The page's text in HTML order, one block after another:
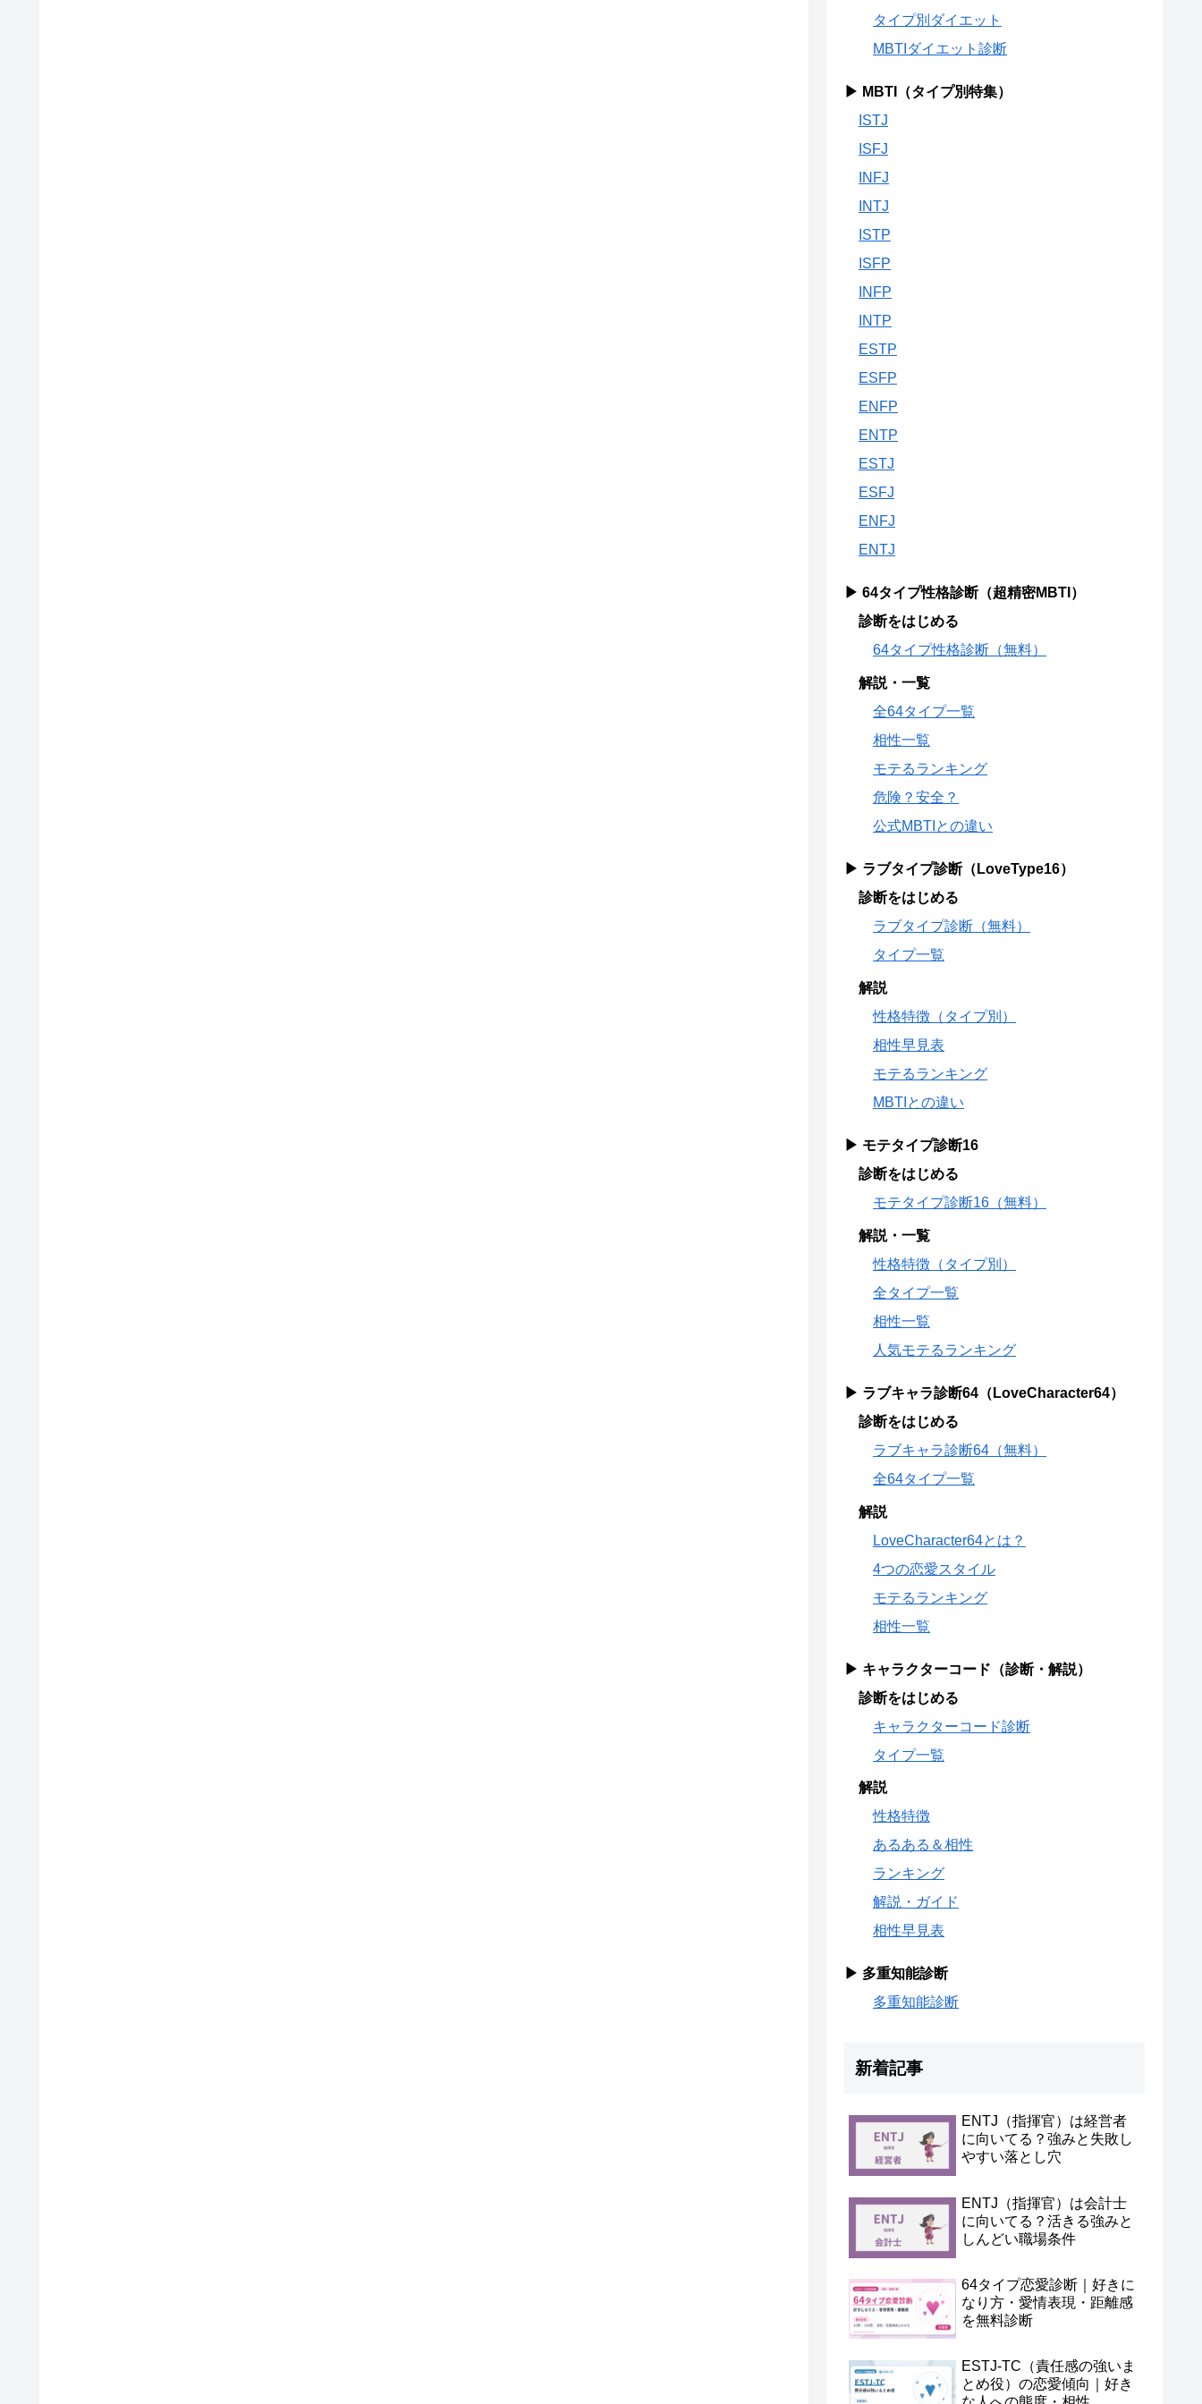
タイプ別ダイエット
MBTIダイエット診断
▶ MBTI（タイプ別特集）
ISTJ
ISFJ
INFJ
INTJ
ISTP
ISFP
INFP
INTP
ESTP
ESFP
ENFP
ENTP
ESTJ
ESFJ
ENFJ
ENTJ
▶ 64タイプ性格診断（超精密MBTI）
診断をはじめる
64タイプ性格診断（無料）
解説・一覧
全64タイプ一覧
相性一覧
モテるランキング
危険？安全？
公式MBTIとの違い
▶ ラブタイプ診断（LoveType16）
診断をはじめる
ラブタイプ診断（無料）
タイプ一覧
解説
性格特徴（タイプ別）
相性早見表
モテるランキング
MBTIとの違い
▶ モテタイプ診断16
診断をはじめる
モテタイプ診断16（無料）
解説・一覧
性格特徴（タイプ別）
全タイプ一覧
相性一覧
人気モテるランキング
▶ ラブキャラ診断64（LoveCharacter64）
診断をはじめる
ラブキャラ診断64（無料）
全64タイプ一覧
解説
LoveCharacter64とは？
4つの恋愛スタイル
モテるランキング
相性一覧
▶ キャラクターコード（診断・解説）
診断をはじめる
キャラクターコード診断
タイプ一覧
解説
性格特徴
あるある＆相性
ランキング
解説・ガイド
相性早見表
▶ 多重知能診断
多重知能診断
新着記事
ENTJ（指揮官）は経営者
に向いてる？強みと失敗し
やすい落とし穴
ENTJ（指揮官）は会計士
に向いてる？活きる強みと
しんどい職場条件
64タイプ恋愛診断｜好きに
なり方・愛情表現・距離感
を無料診断
ESTJ-TC（責任感の強いま
とめ役）の恋愛傾向｜好き